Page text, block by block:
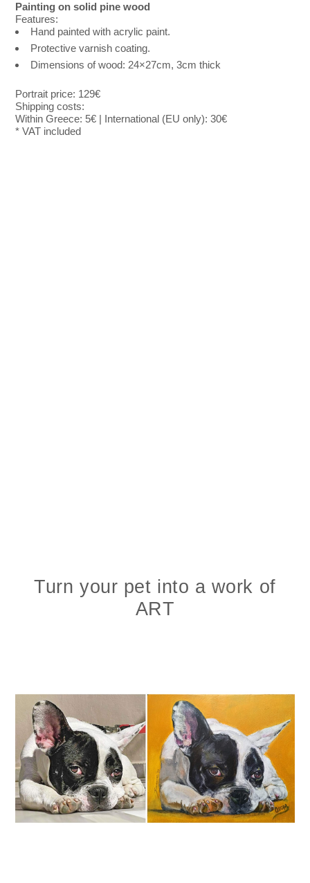
Painting on solid pine wood
Features:
Hand painted with acrylic paint.
Protective varnish coating.
Dimensions of wood: 24×27cm, 3cm thick
Portrait price: 129€
Shipping costs:
Within Greece: 5€ | International (EU only): 30€
* VAT included
Turn your pet into a work of
ART